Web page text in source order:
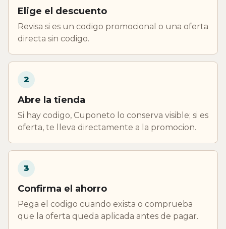
Elige el descuento
Revisa si es un codigo promocional o una oferta
directa sin codigo.
2
Abre la tienda
Si hay codigo, Cuponeto lo conserva visible; si es
oferta, te lleva directamente a la promocion.
3
Confirma el ahorro
Pega el codigo cuando exista o comprueba
que la oferta queda aplicada antes de pagar.